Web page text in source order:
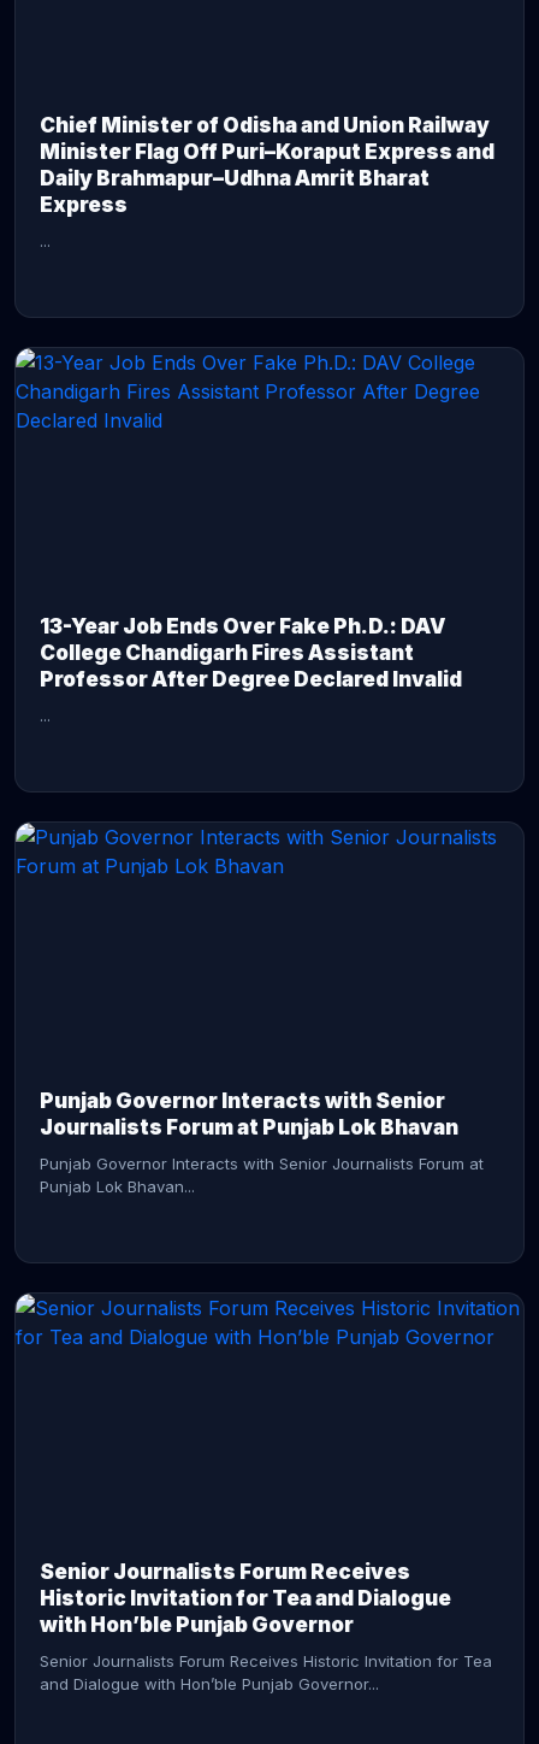
Chief Minister of Odisha and Union Railway
Minister Flag Off Puri–Koraput Express and
Daily Brahmapur–Udhna Amrit Bharat
Express
...
13-Year Job Ends Over Fake Ph.D.: DAV
College Chandigarh Fires Assistant
Professor After Degree Declared Invalid
...
Punjab Governor Interacts with Senior
Journalists Forum at Punjab Lok Bhavan
Punjab Governor Interacts with Senior Journalists Forum at
Punjab Lok Bhavan...
Senior Journalists Forum Receives
Historic Invitation for Tea and Dialogue
with Hon’ble Punjab Governor
Senior Journalists Forum Receives Historic Invitation for Tea
and Dialogue with Hon’ble Punjab Governor...